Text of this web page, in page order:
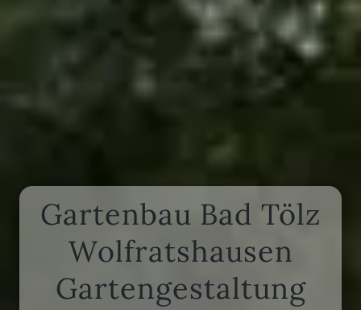
Gartenbau Bad Tölz
Wolfratshausen
Gartengestaltung